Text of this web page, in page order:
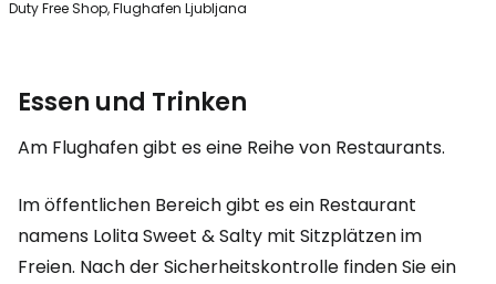
Duty Free Shop, Flughafen Ljubljana
Essen und Trinken
Am Flughafen gibt es eine Reihe von Restaurants.
Im öffentlichen Bereich gibt es ein Restaurant
namens Lolita Sweet & Salty mit Sitzplätzen im
Freien. Nach der Sicherheitskontrolle finden Sie ein